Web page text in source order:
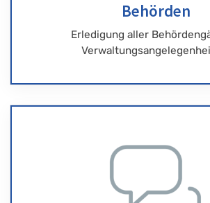
Behörden
Erledigung aller